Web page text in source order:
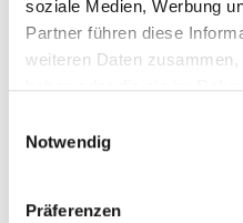
soziale Medien, Werbung
Partner führen diese
weiteren Daten
Notwendig
Präferenzen
02.07.2024
Elections in the United
Netzwerk
17.09.2024